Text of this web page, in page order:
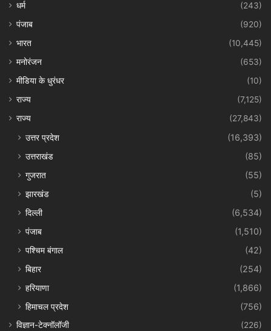
धर्म
(243)
पंजाब
(920)
भारत
(10,445)
मनोरंजन
(653)
मीडिया के धुरंधर
(10)
राज्य
(7,125)
राज्य
(27,843)
उत्तर प्रदेश
(16,393)
उत्तराखंड
(85)
गुजरात
(55)
झारखंड
(5)
दिल्ली
(6,534)
पंजाब
(1,510)
पश्चिम बंगाल
(42)
बिहार
(254)
हरियाणा
(1,866)
हिमाचल प्रदेश
(756)
विज्ञान-टेक्नॉलॉजी
(226)